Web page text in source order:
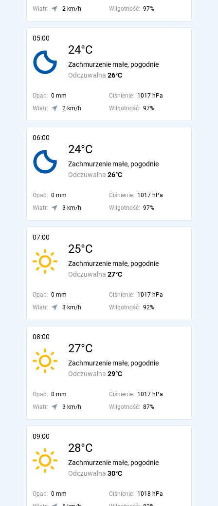
Wiatr:
2 km/h Wilgotność: 97%
05:00
24°C
Odczuwalna 26°C
Zachmurzenie małe, pogodnie
Opad: 0 mm Ciśnienie: 1017 hPa
Wiatr:
2 km/h Wilgotność: 97%
06:00
24°C
Odczuwalna 26°C
Zachmurzenie małe, pogodnie
Opad: 0 mm Ciśnienie: 1017 hPa
Wiatr:
3 km/h Wilgotność: 97%
07:00
25°C
Odczuwalna 27°C
Zachmurzenie małe, pogodnie
Opad: 0 mm Ciśnienie: 1017 hPa
Wiatr:
3 km/h Wilgotność: 92%
08:00
27°C
Odczuwalna 29°C
Zachmurzenie małe, pogodnie
Opad: 0 mm Ciśnienie: 1017 hPa
Wiatr:
3 km/h Wilgotność: 87%
09:00
28°C
Odczuwalna 30°C
Zachmurzenie małe, pogodnie
Opad: 0 mm Ciśnienie: 1018 hPa